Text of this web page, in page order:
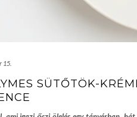
15.
SÜTŐTÖK-